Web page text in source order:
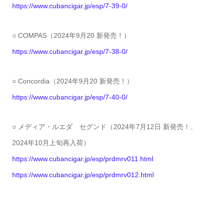
https://www.cubancigar.jp/esp/7-39-0/
○ COMPAS（2024年9月20 新発売！）
https://www.cubancigar.jp/esp/7-38-0/
○ Concordia（2024年9月20 新発売！）
https://www.cubancigar.jp/esp/7-40-0/
○ メディア・ルエダ セグンド（2024年7月12日 新発売！、
2024年10月上旬再入荷）
https://www.cubancigar.jp/esp/prdmrv011.html
https://www.cubancigar.jp/esp/prdmrv012.html